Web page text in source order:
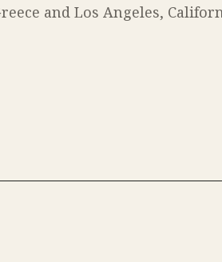
and Los Angeles,